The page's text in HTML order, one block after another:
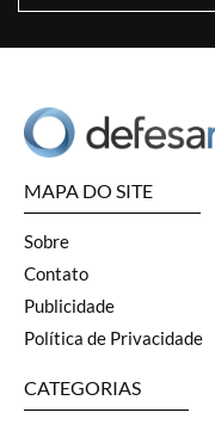
MAPA DO SITE
Sobre
Contato
Publicidade
Política de Privacidade
CATEGORIAS